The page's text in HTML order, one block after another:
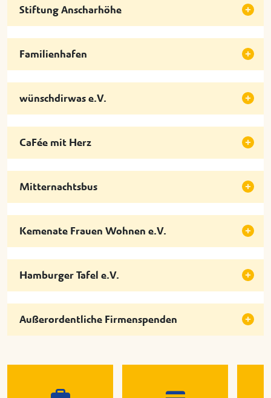
Stiftung Anscharhöhe
Familienhafen
wünschdirwas e.V.
CaFée mit Herz
Mitternachtsbus
Kemenate Frauen Wohnen e.V.
Hamburger Tafel e.V.
Außerordentliche Firmenspenden